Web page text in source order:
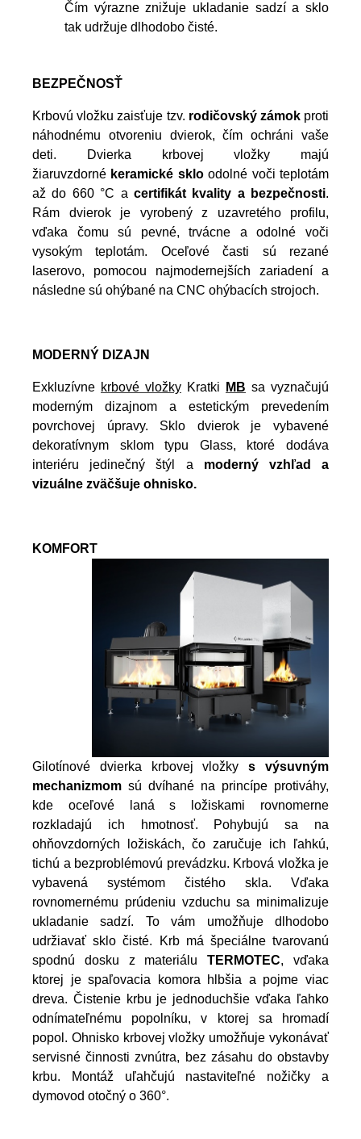
Čím výrazne znižuje ukladanie sadzí a sklo
tak udržuje dlhodobo čisté.
BEZPEČNOSŤ
Krbovú vložku zaisťuje tzv. rodičovský zámokproti
náhodnému otvoreniu dvierok, čím ochráni vaše
deti. Dvierka krbovej vložky majú
žiaruvzdorné keramické skloodolné voči teplotám
až do 660 °C a certifikát kvality a bezpečnosti.
Rám dvierok je vyrobený z uzavretého profilu,
vďaka čomu sú pevné, trvácne a odolné voči
vysokým teplotám. Oceľové časti sú rezané
laserovo, pomocou najmodernejších zariadení a
následne sú ohýbané na CNC ohýbacích strojoch.
MODERNÝ DIZAJN
Exkluzívne krbové vložky Kratki MB sa vyznačujú
moderným dizajnom a estetickým prevedením
povrchovej úpravy. Sklo dvierok je vybavené
dekoratívnym sklom typu Glass, ktoré dodáva
interiéru jedinečný štýl a moderný vzhľad a
vizuálne zväčšuje ohnisko.
KOMFORT
Gilotínové dvierka krbovej vložkys výsuvným
mechanizmom sú dvíhané na princípe protiváhy,
kde oceľové laná s ložiskami rovnomerne
rozkladajú ich hmotnosť. Pohybujú sa na
ohňovzdorných ložiskách, čo zaručuje ich ľahkú,
tichú a bezproblémovú prevádzku. Krbová vložka je
vybavená systémom čistého skla. Vďaka
rovnomernému prúdeniu vzduchu sa minimalizuje
ukladanie sadzí. To vám umožňuje dlhodobo
udržiavať sklo čisté. Krb má špeciálne tvarovanú
spodnú dosku z materiáluTERMOTEC, vďaka
ktorej je spaľovacia komora hlbšia a pojme viac
dreva. Čistenie krbu je jednoduchšie vďaka ľahko
odnímateľnému popolníku, v ktorej sa hromadí
popol. Ohnisko krbovej vložky umožňuje vykonávať
servisné činnosti zvnútra, bez zásahu do obstavby
krbu. Montáž uľahčujú nastaviteľné nožičky a
dymovod otočný o 360°.